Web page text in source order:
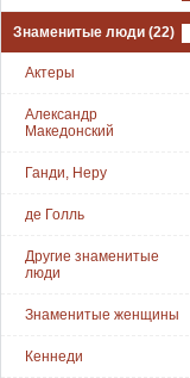
Знаменитые люди (22)
Актеры
Александр
Македонский
Ганди, Неру
де Голль
Другие знаменитые
люди
Знаменитые женщины
Кеннеди